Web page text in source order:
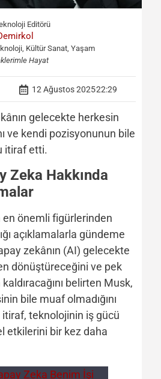
Editörü
Kültür Sanat, Yaşam
Hayat
12 Ağustos 202522:29
gelecekte herkesin
ve kendi pozisyonunun bile
itiraf etti.
Zeka Hakkında
en önemli figürlerinden
açıklamalarla gündeme
zekânın (AI) gelecekte
dönüştüreceğini ve pek
belirten Musk,
bile muaf olmadığını
itiraf, teknolojinin iş gücü
etkilerini bir kez daha